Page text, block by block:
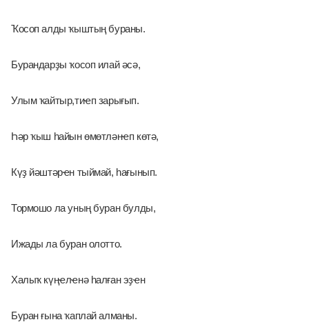
Ҡосоп алды ҡыштың бураны.
Бурандарҙы ҡосоп илай әсә,
Улым ҡайтыр,тиҽп зарығып.
Һәр ҡыш һайын өмөтләнҽп көтә,
Күҙ йәштәрҽн тыймай, һағынып.
Тормошо ла уның буран булды,
Ижады ла буран олотто.
Халыҡ күңҽлҽнә һалған эҙҽн
Буран ғына ҡаплай алманы.